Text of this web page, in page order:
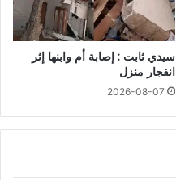
سيدي ثابت : إصابة أم وابنها إثر
انفجار منزل
2026-08-07